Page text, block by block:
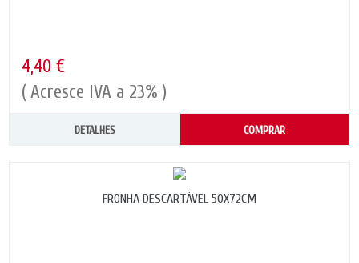
4,40 €
( Acresce IVA a 23% )
DETALHES COMPRAR
FRONHA DESCARTÁVEL 50X72CM